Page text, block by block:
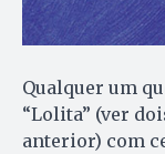
Qualquer um
“Lolita” (ver
anterior) com